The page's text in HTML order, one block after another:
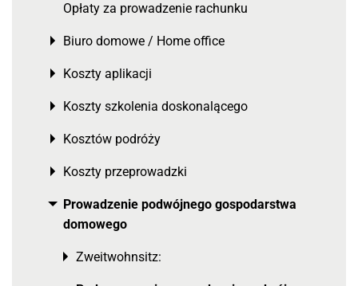
Opłaty za prowadzenie rachunku
Biuro domowe / Home office
Toggle menu
Koszty aplikacji
Toggle menu
Koszty szkolenia doskonalącego
Toggle menu
Kosztów podróży
Toggle menu
Koszty przeprowadzki
Toggle menu
Prowadzenie podwójnego gospodarstwa
domowego
Toggle menu
Zweitwohnsitz:
Toggle menu